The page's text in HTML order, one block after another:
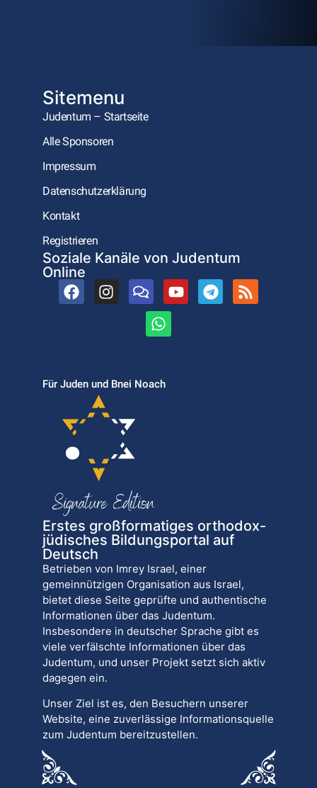
Sitemenu
Judentum – Startseite
Alle Sponsoren
Impressum
Datenschutzerklärung
Kontakt
Registrieren
Soziale Kanäle von Judentum
Online
Für Juden und Bnei Noach
Erstes großformatiges orthodox-
jüdisches Bildungsportal auf
Deutsch
Betrieben von Imrey Israel, einer
gemeinnützigen Organisation aus Israel,
bietet diese Seite geprüfte und authentische
Informationen über das Judentum.
Insbesondere in deutscher Sprache gibt es
viele verfälschte Informationen über das
Judentum, und unser Projekt setzt sich aktiv
dagegen ein.
Unser Ziel ist es, den Besuchern unserer
Website, eine zuverlässige Informationsquelle
zum Judentum bereitzustellen.